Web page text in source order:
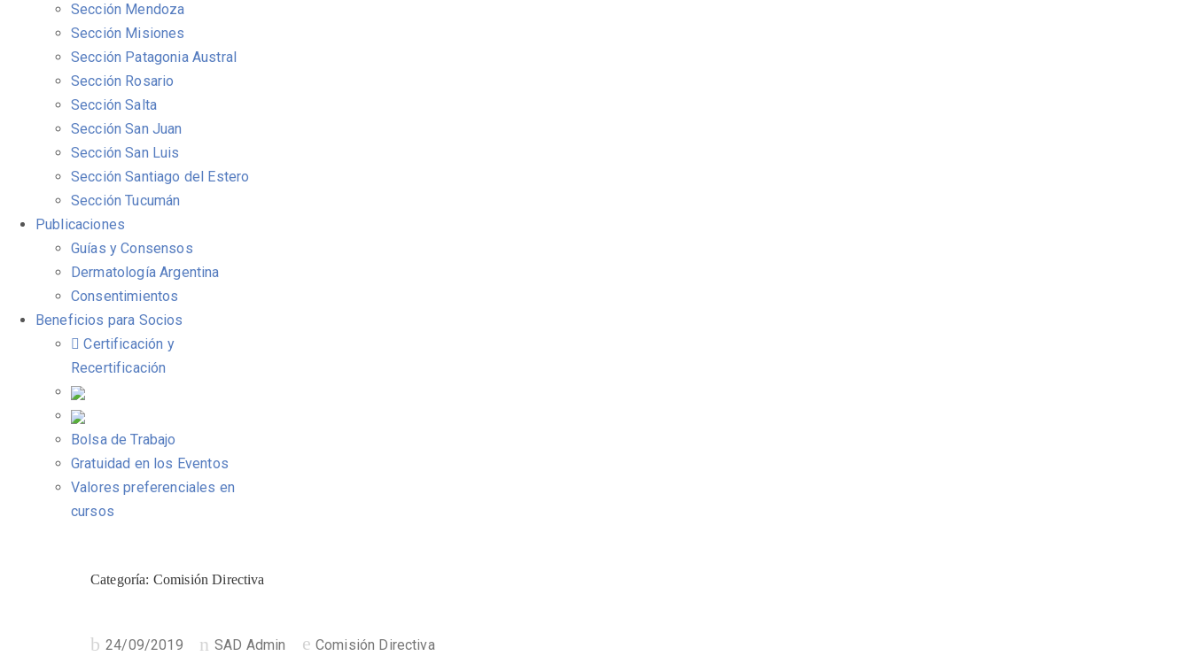
Sección Mendoza
Sección Misiones
Sección Patagonia Austral
Sección Rosario
Sección Salta
Sección San Juan
Sección San Luis
Sección Santiago del Estero
Sección Tucumán
Publicaciones
Guías y Consensos
Dermatología Argentina
Consentimientos
Beneficios para Socios
Certificación y
Recertificación
Bolsa de Trabajo
Gratuidad en los Eventos
Valores preferenciales en
cursos
Categoría: Comisión Directiva
Publicado
24/09/2019 SAD Admin Comisión Directiva